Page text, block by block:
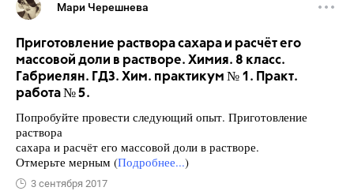
Мари Черешнева
Приготовление раствора сахара и расчёт его
массовой доли в растворе. Химия. 8 класс.
Габриелян. ГДЗ. Хим. практикум № 1. Практ.
работа № 5.
Попробуйте провести следующий опыт. Приготовление
раствора
сахара и расчёт его массовой доли в растворе.
Отмерьте мерным (Подробнее...)
3 сентября 2017